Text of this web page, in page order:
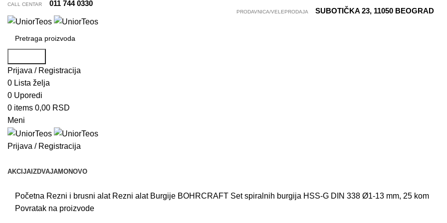
CALL CENTAR 011 744 0330
PRODAVNICA/VELEPRODAJA SUBOTIČKA 23, 11050 BEOGRAD
Prijava / Registracija
0 Lista želja
0 Uporedi
0 items 0,00 RSD
Meni
Prijava / Registracija
AKCIJAIZDVAJAMONOVO
Početna Rezni i brusni alat Rezni alat Burgije BOHRCRAFT Set spiralnih burgija HSS-G DIN 338 Ø1-13 mm, 25 kom
Povratak na proizvode